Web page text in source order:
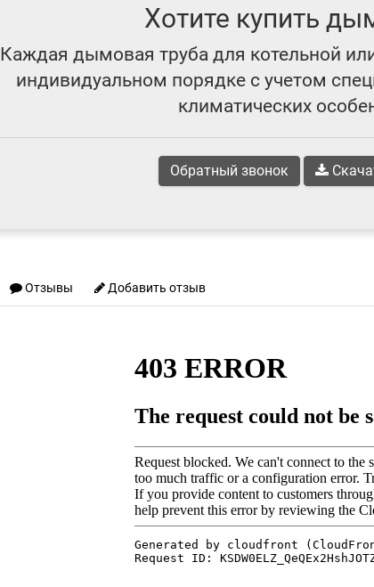
Хотите купить
Каждая дымовая труба для котельной
индивидуальном порядке с учетом
климатических
Обратный звонок
Отзывы Добавить отзыв